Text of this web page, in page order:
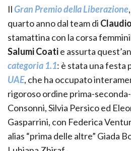
IlGran Premio della Liberazione
quarto anno dal team di
stamattina con la corsa
Salumi Coatie assurta
categoria 1.1: è stata una festa
UAE, che ha occupato
rigoroso ordine prima-
Consonni, Silvia Persico ed
Gasparrini, con Federica
alias “prima delle altre” Giada